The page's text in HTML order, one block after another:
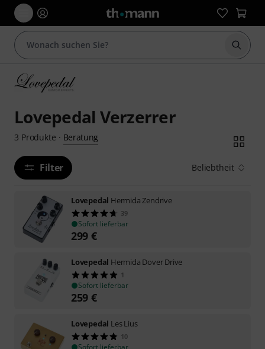
Suche
Lovepedal Verzerrer
3 Produkte · Beratung
Filter Beliebtheit
Lovepedal Hermida Zendrive
39
Sofort lieferbar
299 €
Lovepedal Hermida Dover Drive
1
Sofort lieferbar
259 €
Lovepedal Les Lius
10
Sofort lieferbar